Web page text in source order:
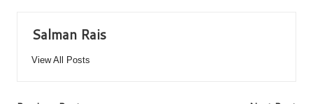
Salman Rais
View All Posts